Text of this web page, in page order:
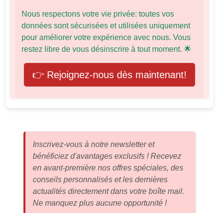
Nous respectons votre vie privée: toutes vos
données sont sécurisées et utilisées uniquement
pour améliorer votre expérience avec nous. Vous
restez libre de vous désinscrire à tout moment. 🌟
👉 Rejoignez-nous dès maintenant!
Inscrivez-vous à notre newsletter et
bénéficiez d'avantages exclusifs ! Recevez
en avant-première nos offres spéciales, des
conseils personnalisés et les dernières
actualités directement dans votre boîte mail.
Ne manquez plus aucune opportunité !